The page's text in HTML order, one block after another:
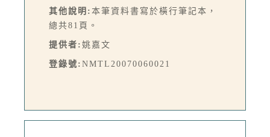
其他說明: 本筆資料書寫於橫行筆記本，
總共81頁。
提供者: 姚嘉文
登錄號: NMTL20070060021